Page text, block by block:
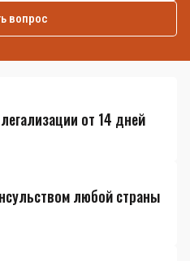
вопрос
от 14 дней
любой страны